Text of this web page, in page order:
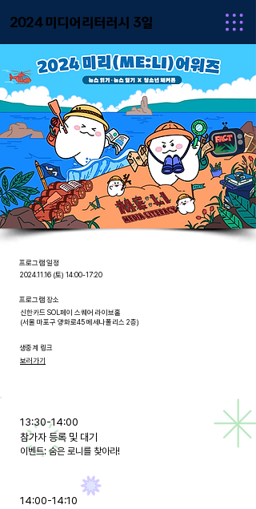
2024 미디어리터러시 3일
​프로그램 일정
2024.11.16 (토) 14:00-17:20
프로그램 장소
신한카드 SOL페이 스퀘어 라이브홀
(서울 마포구 양화로45 메세나폴리스 2층)
생중계 링크
보러가기
13:30-14:00
참가자 등록 및 대기
이벤트: 숨은 로니를 찾아라!
14:00-14:10